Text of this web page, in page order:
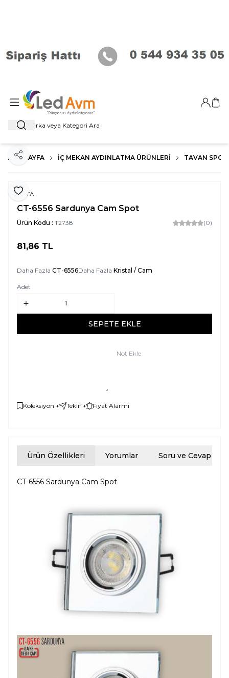
Ara
Giriş
ANA SAYFA İÇ MEKAN AYDINLATMA ÜRÜNLERI TAVAN SPOT
Favoriye Ekle
Paylaş
CATA
CT-6556 Sardunya Cam Spot
Ürün Kodu : T2738 (0)
81,86 TL
Daha Fazla CT-6556Daha Fazla Kristal / Cam
Adet
SEPETE EKLE
Not Ekle
Koleksiyon + Teklif + Fiyat Alarmı
Ürün Özellikleri Yorumlar Soru ve Cevap
CT-6556 Sardunya Cam Spot